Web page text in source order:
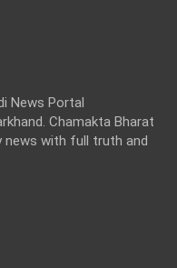
News Portal
Chamakta Bharat
with full truth and